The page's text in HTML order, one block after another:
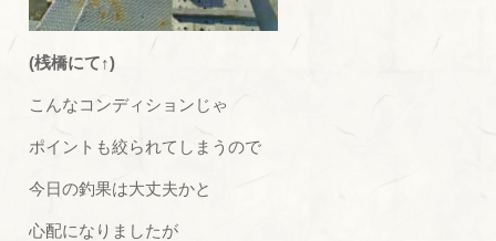
(桟橋にて↑)
こんなコンディションじゃ
ポイントも絞られてしまうので
今日の釣果は大丈夫かと
心配になりましたが